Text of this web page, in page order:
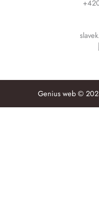
Genius web ©